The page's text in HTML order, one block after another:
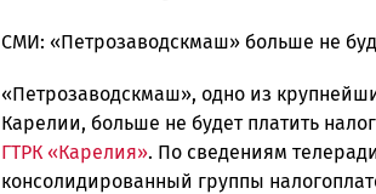
admintimur
Петрозаводска
и
Карелии
|
СМИ: «Петрозаводскмаш» больше не
«Петрозаводскмаш», одно из
Карелии, больше не будет платить
ГТРК «Карелия». По сведениям
консолидированный группы